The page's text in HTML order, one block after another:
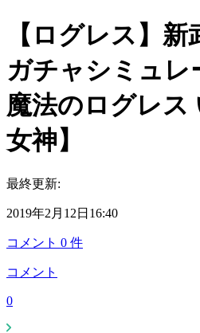
【ログレス】
ガチャシミュレ
魔法のログレス
女神】
最終更新:
2019年2月12日16:40
コメント 0 件
コメント
0